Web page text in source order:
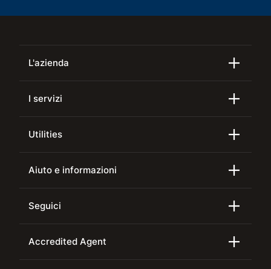
L'azienda
I servizi
Utilities
Aiuto e informazioni
Seguici
Accredited Agent